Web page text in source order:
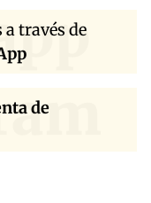
través de
de